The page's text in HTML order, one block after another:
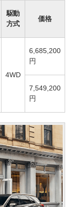
駆動
方式
価格
4WD
6,685,200
円
7,549,200
円